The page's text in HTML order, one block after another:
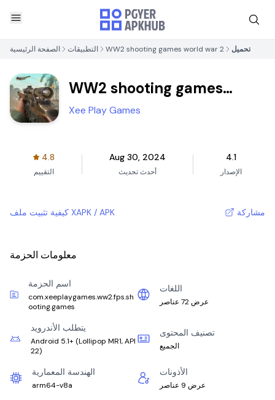
الصفحة الرئيسية التطبيقات WW2 shooting games world war 2 تحميل
WW2 shooting games
world war 2
Xee Play Games
4.8
التقييم
Aug 30, 2024
أحدث تحديث
4.1
الإصدار
كيفية تثبيت ملف XAPK / APK مشاركة
معلومات الحزمة
اسم الحزمة
com.xeeplaygames.ww2.fps.sh
ooting.games
اللغات
عرض 72 عناصر
يتطلب الأندرويد
Android 5.1+ (Lollipop MR1, API
22)
تصنيف المحتوى
الجميع
الهندسة المعمارية
arm64-v8a
الأذونات
عرض 9 عناصر